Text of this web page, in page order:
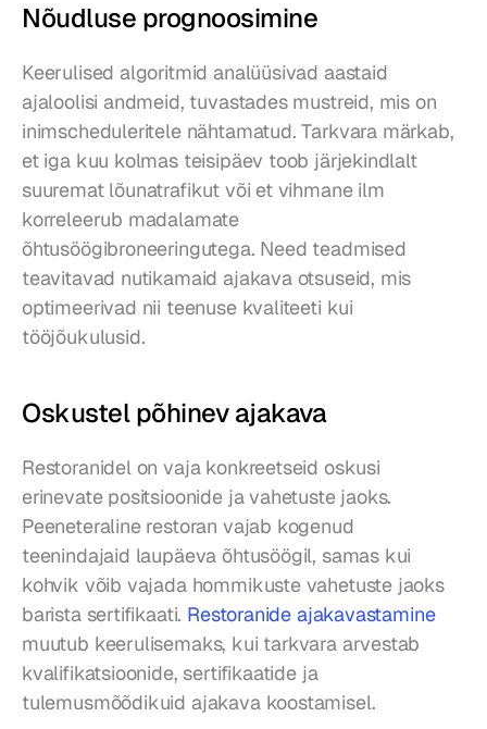
Nõudluse prognoosimine
Keerulised algoritmid analüüsivad aastaid
ajaloolisi andmeid, tuvastades mustreid, mis on
inimscheduleritele nähtamatud. Tarkvara märkab,
et iga kuu kolmas teisipäev toob järjekindlalt
suuremat lõunatrafikut või et vihmane ilm
korreleerub madalamate
õhtusöögibroneeringutega. Need teadmised
teavitavad nutikamaid ajakava otsuseid, mis
optimeerivad nii teenuse kvaliteeti kui
tööjõukulusid.
Oskustel põhinev ajakava
Restoranidel on vaja konkreetseid oskusi
erinevate positsioonide ja vahetuste jaoks.
Peeneteraline restoran vajab kogenud
teenindajaid laupäeva õhtusöögil, samas kui
kohvik võib vajada hommikuste vahetuste jaoks
barista sertifikaati. Restoranide ajakavastamine
muutub keerulisemaks, kui tarkvara arvestab
kvalifikatsioonide, sertifikaatide ja
tulemusmõõdikuid ajakava koostamisel.